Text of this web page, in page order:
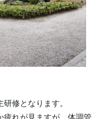
修となります。